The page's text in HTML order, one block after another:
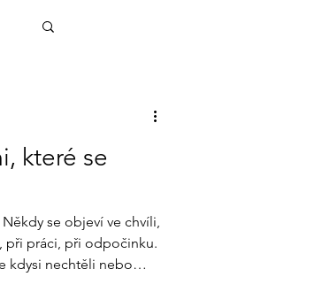
které se
se objeví ve chvíli,
při práci, při odpočinku.
kdysi nechtěli nebo